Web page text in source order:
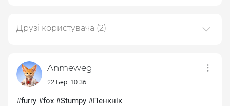
Друзі користувача (2)
Підтримка (Support)
Anmeweg
22 Бер. 10:36
#furry #fox #Stumpy #Пенкнік